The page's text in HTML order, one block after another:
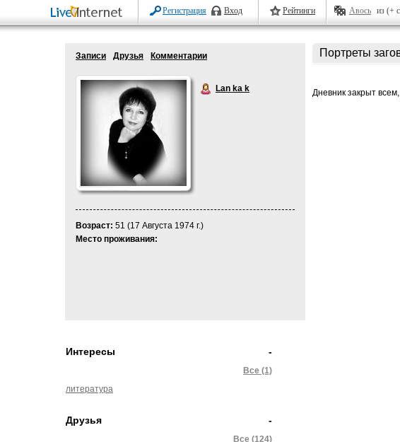
Регистрация Вход Рейтинги Авось из (+
Записи Друзья Комментарии
Lan ka k
Возраст: 51 (17 Августа 1974 г.)
Место проживания:
Портреты
Дневник закрыт
-
Интересы
Все (1)
литература
-
Друзья
Все (124)